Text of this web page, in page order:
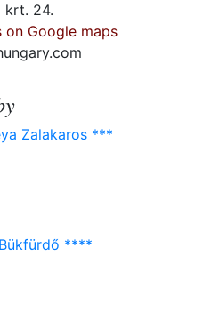
krt. 24.
Google maps
Zalakaros ***
****